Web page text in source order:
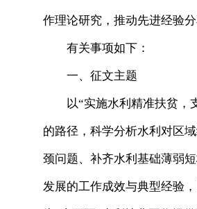
作理论研究，推动先进经验
有关事项如下：
一、征文主题
以“实施水利精准扶贫，支
的路径，科学分析水利对区
颈问题、补齐水利基础薄弱
发展的工作成效与典型经验